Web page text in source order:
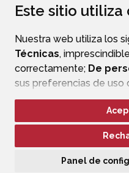
Este sitio utiliza
Nuestra web utiliza los
Técnicas,
correctamente; De
sus preferencias de uso
mejorar el
Si acepta pulsando el
consideramos que
ninguna acción, se
Panel de